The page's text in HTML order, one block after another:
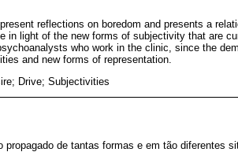
reflections on boredom and presents a
in light of the new forms of subjectivity that are
who work in the clinic, since the
and new forms of representation.
Drive; Subjectivities
propagado de tantas formas e em tão diferentes